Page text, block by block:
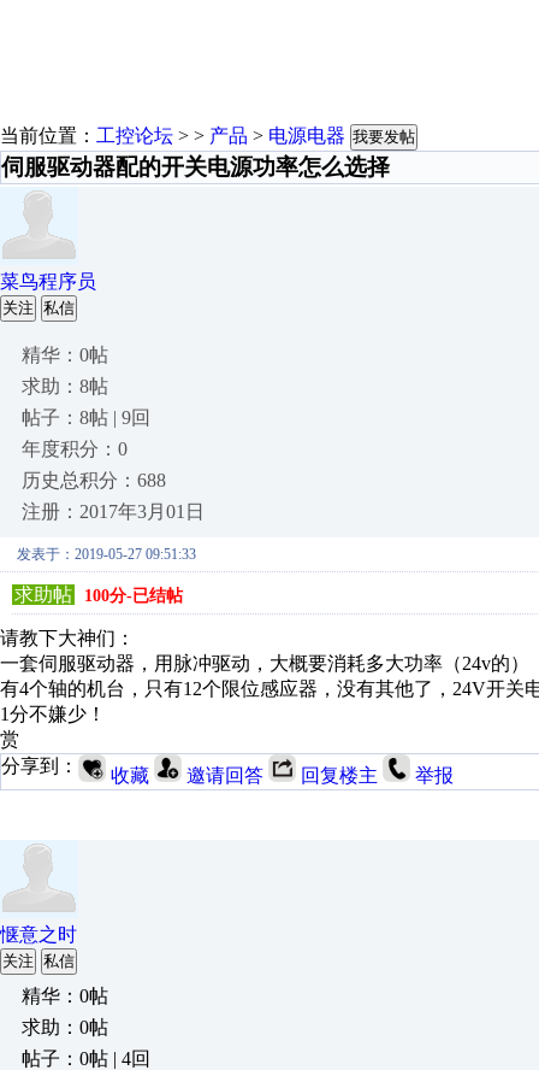
当前位置： 工控论坛 > > 产品 > 电源电器 我要发帖
伺服驱动器配的开关电源功率怎么选择
菜鸟程序员
关注 私信
精华：0帖
求助：8帖
帖子：8帖 | 9回
年度积分：0
历史总积分：688
注册：2017年3月01日
发表于：2019-05-27 09:51:33
求助帖 100分-已结帖
请教下大神们：
一套伺服驱动器，用脉冲驱动，大概要消耗多大功率（24v的）
有4个轴的机台，只有12个限位感应器，没有其他了，24V开关
1分不嫌少！
赏
分享到：
收藏 邀请回答 回复楼主 举报
惬意之时
关注 私信
精华：0帖
求助：0帖
帖子：0帖 | 4回